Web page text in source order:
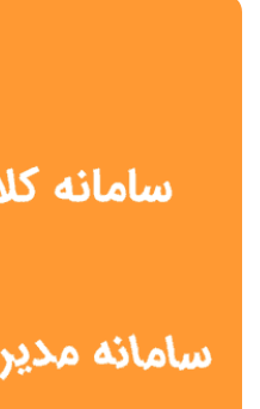
هیات امنایی